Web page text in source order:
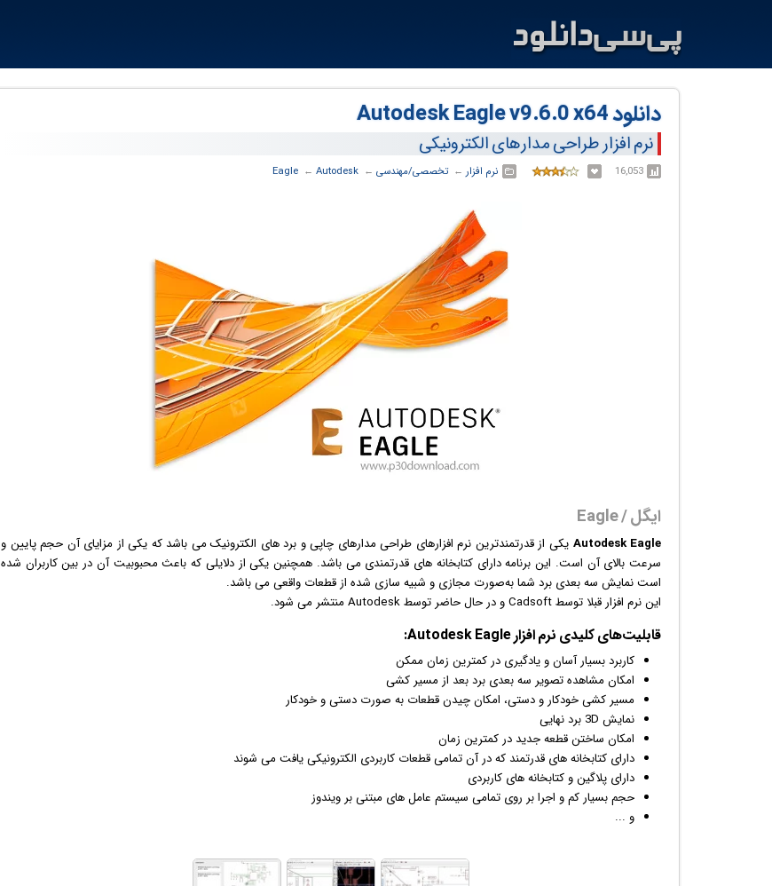
دانلود Autodesk Eagle v9.6.0 x64
نرم افزار طراحی مدارهای الکترونیکی
16,053 نرم افزار ← ‏تخصصی/مهندسی ← ‏
Autodesk
← ‏
Eagle
ایگل / Eagle
Autodesk Eagle یکی از قدرتمندترین نرم افزارهای طراحی مدارهای چاپی و برد های الکترونیک می باشد که یکی از مزایای آن حجم پایین و
سرعت بالای آن است. این برنامه دارای کتابخانه های قدرتمندی می باشد. همچنین یکی از دلایلی که باعث محبوبیت آن در بین کاربران شده
است نمایش سه بعدی برد شما به‌صورت مجازی و شبیه سازی شده از قطعات واقعی می باشد.
این نرم افزار قبلا توسط Cadsoft و در حال حاضر توسط Autodesk منتشر می شود.
قابلیت‌های کلیدی نرم افزار
کاربرد بسیار آسان و یادگیری در کمترین زمان ممکن
امکان مشاهده تصویر سه بعدی برد بعد از مسیر کشی
مسیر کشی خودکار و دستی، امکان چیدن قطعات به صورت دستی و خودکار
نمایش 3D برد نهایی
امکان ساختن قطعه جدید در کمترین زمان
دارای کتابخانه های قدرتمند که در آن تمامی قطعات کاربردی الکترونیکی یافت می شوند
دارای پلاگین و کتابخانه های کاربردی
حجم بسیار کم و اجرا بر روی تمامی سیستم عامل های مبتنی بر ویندوز
و ...